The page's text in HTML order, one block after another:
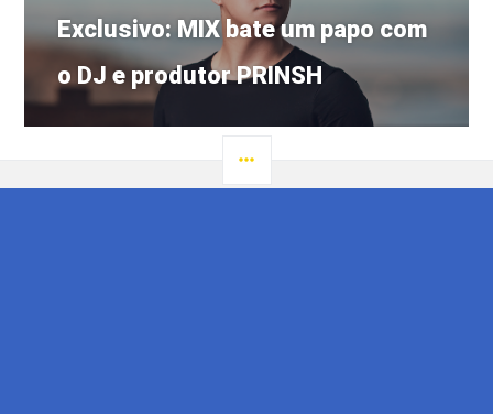
Próximo
post:
Exclusivo: MIX bate um papo com
o DJ e produtor PRINSH